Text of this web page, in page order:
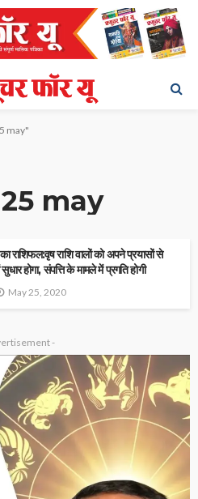
may"
may
राशि वालों को अपने प्रयासों से
होगा, संपत्ति के मामले में प्रगति होगी
May 25, 2020
-